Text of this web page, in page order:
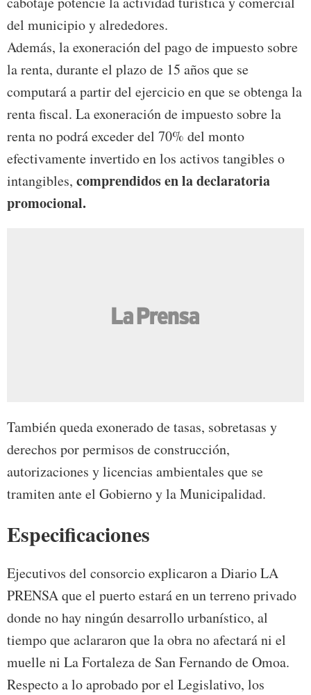
del municipio y alrededores.
Además, la exoneración del pago de impuesto sobre
la renta, durante el plazo de 15 años que se
computará a partir del ejercicio en que se obtenga la
renta fiscal. La exoneración de impuesto sobre la
renta no podrá exceder del 70% del monto
efectivamente invertido en los activos tangibles o
intangibles, comprendidos en la declaratoria
promocional.
También queda exonerado de tasas, sobretasas y
derechos por permisos de construcción,
autorizaciones y licencias ambientales que se
tramiten ante el Gobierno y la Municipalidad.
Especificaciones
Ejecutivos del consorcio explicaron a Diario LA
PRENSA que el puerto estará en un terreno privado
donde no hay ningún desarrollo urbanístico, al
tiempo que aclararon que la obra no afectará ni el
muelle ni La Fortaleza de San Fernando de Omoa.
Respecto a lo aprobado por el Legislativo, los